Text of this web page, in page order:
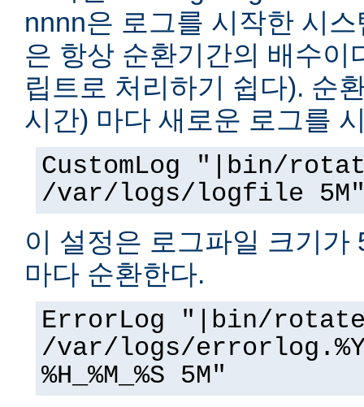
nnnn은 로그를 시작한 시
은 항상 순환기간의 배수이
립트로 처리하기 쉽다). 순
시간) 마다 새로운 로그를
CustomLog "|bin/
/var/logs/logfile 5M"
이 설정은 로그파일 크기가
마다 순환한다.
ErrorLog "|bin/
/var/logs/errorlog.%Y-
%H_%M_%S 5M"